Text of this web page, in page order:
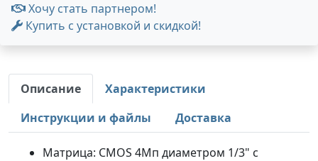
Хочу стать партнером!
Купить с установкой и скидкой!
Описание
Характеристики
Инструкции и файлы
Доставка
Матрица: CMOS 4Mп диаметром 1/3" с